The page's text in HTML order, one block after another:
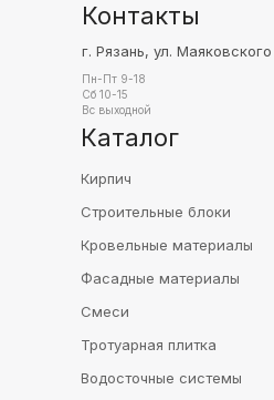
Контакты
Каталог
г. Рязань, ул. Маяковского
Пн-Пт 9-18
Сб 10-15
Вс выходной
Кирпич
Строительные блоки
Кровельные материалы
Фасадные материалы
Смеси
Тротуарная плитка
Водосточные системы